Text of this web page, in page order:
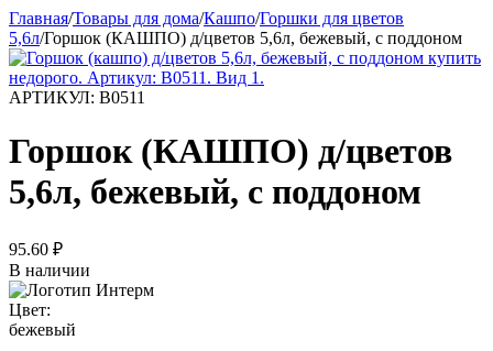
Главная/Товары для дома/Кашпо/Горшки для цветов
5,6л/Горшок (КАШПО) д/цветов 5,6л, бежевый, с поддоном
АРТИКУЛ: В0511
Горшок (КАШПО) д/цветов
5,6л, бежевый, с поддоном
95.60 ₽
В наличии
Цвет:
бежевый